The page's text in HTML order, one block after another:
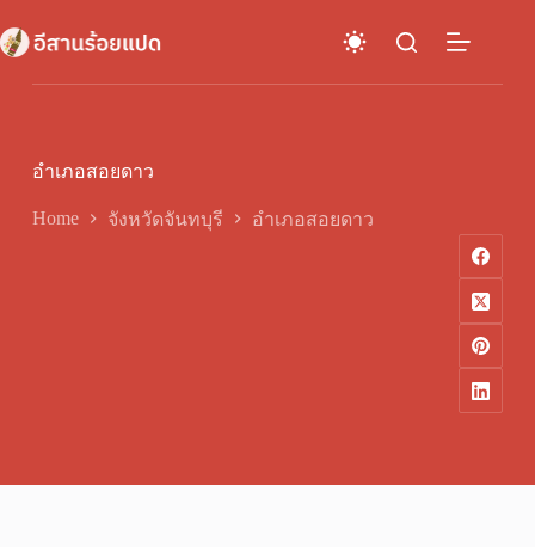
to
content
อำเภอสอยดาว
Home จังหวัดจันทบุรี อำเภอสอยดาว